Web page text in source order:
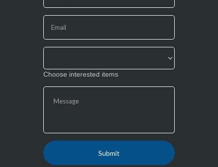
leave
this
field
Choose interested items